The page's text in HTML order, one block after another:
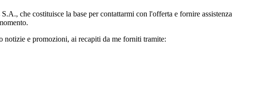
che costituisce la base per contattarmi con l'offerta e fornire assistenza
e promozioni, ai recapiti da me forniti tramite: